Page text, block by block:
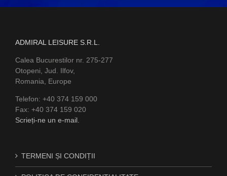
ADMIRAL LEISURE S.R.L.
Calea Bucurestilor nr. 275-277
Otopeni, Jud. Ilfov,
Romania, Europe
Telefon: +40 374 159 000
Fax: +40 374 159 020
Scrieți-ne un e-mail.
TERMENI ȘI CONDIȚII